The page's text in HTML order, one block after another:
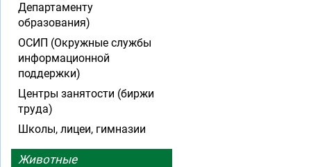
Департаменту
образования)
ОСИП (Окружные службы
информационной
поддержки)
Центры занятости (биржи
труда)
Школы, лицеи, гимназии
Животные